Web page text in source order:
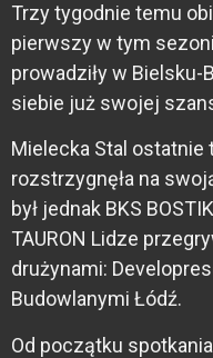
Trzy tygodnie temu
pierwszy w tym
prowadziły w Bielsku-
siebie już swojej
Mielecka Stal ostatnie
rozstrzygnęła na
był jednak BKS
TAURON Lidze
drużynami:
Budowlanymi Łódź.
Od początku